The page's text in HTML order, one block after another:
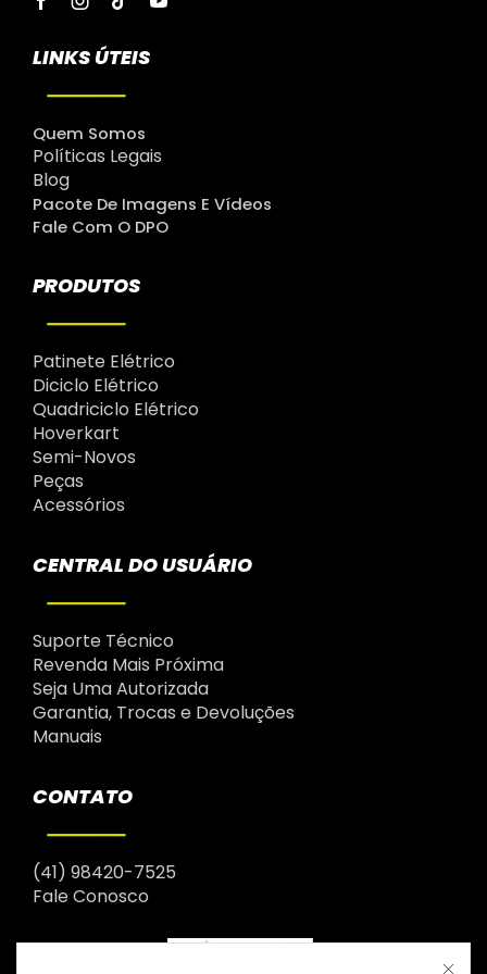
LINKS ÚTEIS
Quem Somos
Políticas Legais
Blog
Pacote De Imagens E Vídeos
Fale Com O DPO
PRODUTOS
Patinete Elétrico
Diciclo Elétrico
Quadriciclo Elétrico
Hoverkart
Semi-Novos
Peças
Acessórios
CENTRAL DO USUÁRIO
Suporte Técnico
Revenda Mais Próxima
Seja Uma Autorizada
Garantia, Trocas e Devoluções
Manuais
CONTATO
(41) 98420-7525
Fale Conosco